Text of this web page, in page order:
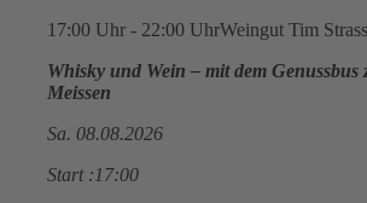
17:00 Uhr - 22:00 UhrWeingut Tim
Whisky und Wein – mit dem
Meissen
Sa. 08.08.2026
Start :17:00